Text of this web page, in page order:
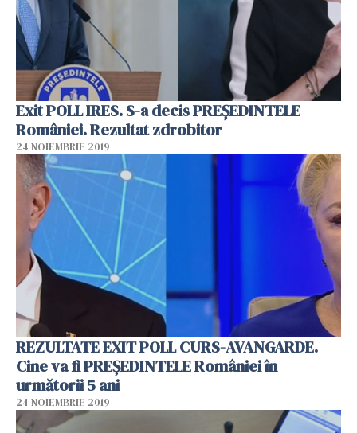
Exit POLL IRES. S-a decis PREȘEDINTELE
României. Rezultat zdrobitor
24 NOIEMBRIE 2019
REZULTATE EXIT POLL CURS-AVANGARDE.
Cine va fi PREȘEDINTELE României în
următorii 5 ani
24 NOIEMBRIE 2019